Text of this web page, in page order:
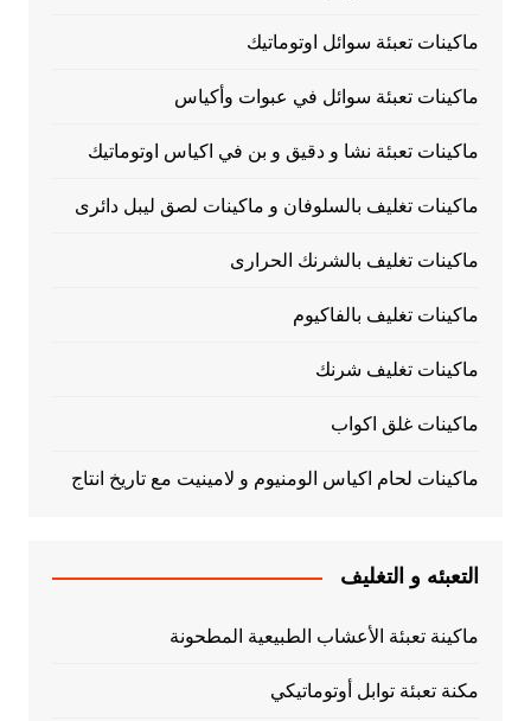
ماكينات تعبئة سوائل اوتوماتيك
ماكينات تعبئة سوائل في عبوات وأكياس
ماكينات تعبئة نشا و دقيق و بن في اكياس اوتوماتيك
ماكينات تغليف بالسلوفان و ماكينات لصق ليبل دائرى
ماكينات تغليف بالشرنك الحرارى
ماكينات تغليف بالفاكيوم
ماكينات تغليف شرنك
ماكينات غلق اكواب
ماكينات لحام اكياس الومنيوم و لامينيت مع تاريخ انتاج
التعبئه و التغليف
ماكينة تعبئة الأعشاب الطبيعية المطحونة
مكنة تعبئة توابل أوتوماتيكي